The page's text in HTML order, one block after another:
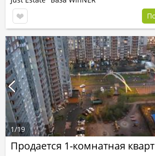
Продается 1-комнатная
1/19